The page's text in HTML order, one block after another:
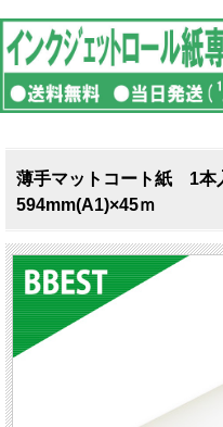
薄手マットコート紙 1
594mm(A1)×45ｍ